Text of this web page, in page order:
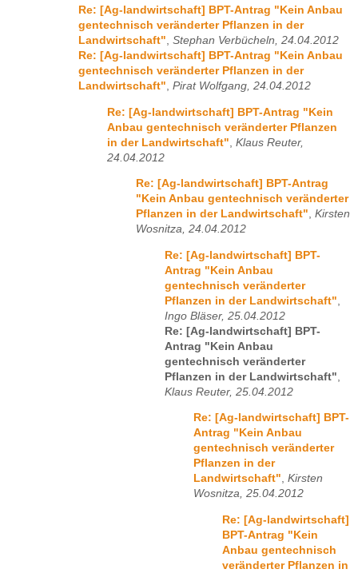
Re: [Ag-landwirtschaft] BPT-Antrag "Kein Anbau
gentechnisch veränderter Pflanzen in der
Landwirtschaft" Stephan Verbücheln, 24.04.2012
Re: [Ag-landwirtschaft] BPT-Antrag "Kein Anbau
gentechnisch veränderter Pflanzen in der
Landwirtschaft" Pirat Wolfgang, 24.04.2012
Re: [Ag-landwirtschaft] BPT-Antrag "Kein
Anbau gentechnisch veränderter Pflanzen
in der Landwirtschaft" Klaus Reuter,
24.04.2012
Re: [Ag-landwirtschaft] BPT-Antrag
"Kein Anbau gentechnisch veränderter
Pflanzen in der Landwirtschaft", Kirsten
Wosnitza, 24.04.2012
Re: [Ag-landwirtschaft] BPT-
Antrag "Kein Anbau
gentechnisch veränderter
Pflanzen in der Landwirtschaft"
Ingo Bläser, 25.04.2012
Re: [Ag-landwirtschaft] BPT-
Antrag "Kein Anbau
gentechnisch veränderter
Pflanzen in der Landwirtschaft"
Klaus Reuter, 25.04.2012
Re: [Ag-landwirtschaft] BPT-
Antrag "Kein Anbau
gentechnisch veränderter
Pflanzen in der
Landwirtschaft", Kirsten
Wosnitza, 25.04.2012
Re: [Ag-landwirtschaft]
BPT-Antrag "Kein
Anbau gentechnisch
veränderter Pflanzen in